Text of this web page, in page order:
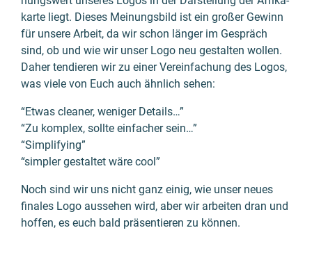
karte liegt. Dieses Meinungs­bild ist ein großer Gewinn
für unsere Arbeit, da wir schon länger im Gespräch
sind, ob und wie wir unser Logo neu gestal­ten wollen.
Daher tendie­ren wir zu einer Ver­ein­fachung des Logos,
was viele von Euch auch ähnlich sehen:
“Etwas cleaner, weniger Details…”
“Zu komplex, sollte ein­facher sein…”
“Simplifying”
“simpler gestaltet wäre cool”
Noch sind wir uns nicht ganz einig, wie unser neues
finales Logo ausse­hen wird, aber wir arbeiten dran und
hoffen, es euch bald präsen­tieren zu können.